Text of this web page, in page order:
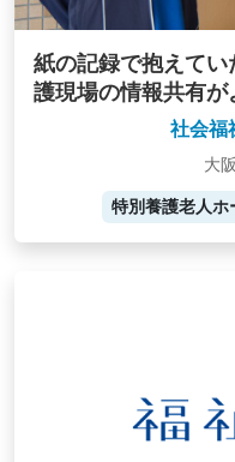
紙の記録で抱えて
護現場の情報共有
社会福
大
特別養護老人ホ